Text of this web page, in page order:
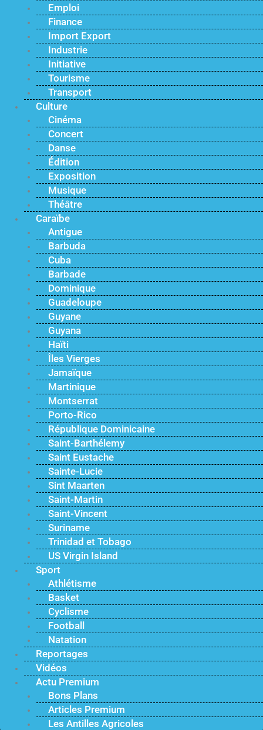
Emploi
Finance
Import Export
Industrie
Initiative
Tourisme
Transport
Culture
Cinéma
Concert
Danse
Édition
Exposition
Musique
Théâtre
Caraïbe
Antigue
Barbuda
Cuba
Barbade
Dominique
Guadeloupe
Guyane
Guyana
Haïti
Îles Vierges
Jamaïque
Martinique
Montserrat
Porto-Rico
République Dominicaine
Saint-Barthélemy
Saint Eustache
Sainte-Lucie
Sint Maarten
Saint-Martin
Saint-Vincent
Suriname
Trinidad et Tobago
US Virgin Island
Sport
Athlétisme
Basket
Cyclisme
Football
Natation
Reportages
Vidéos
Actu Premium
Bons Plans
Articles Premium
Les Antilles Agricoles